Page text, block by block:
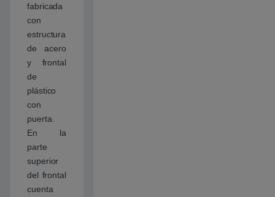
fabricada
con
estructura
de acero
y frontal
de
plástico
con
puerta.
En la
parte
superior
del frontal
cuenta